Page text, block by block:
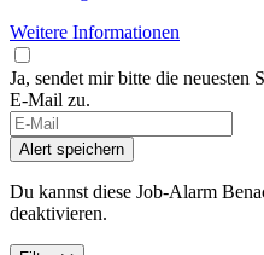
Weitere Informationen
Ja, sendet mir bitte die neuesten
E-Mail zu.
If
you
are
a
human,
Alert speichern
Du kannst diese Job-Alarm
deaktivieren.